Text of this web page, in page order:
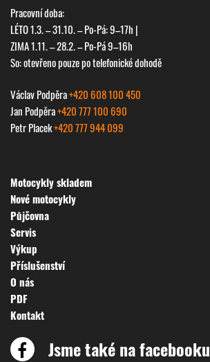
Pracovní doba:
LÉTO 1.3. – 31.10. – Po-Pá: 9–17h |
ZIMA 1.11. – 28.2. – Po-Pá 9–16h
So: otevřeno pouze po telefonické dohodě
Václav Podpěra+420 608 100 450
Jan Podpěra+420 777 100 690
Petr Placek+420 777 944 099
Motocykly skladem
Nové motocykly
Půjčovna
Servis
Výkup
Příslušenství
O nás
PDF
Kontakt
Jsme také na facebooku